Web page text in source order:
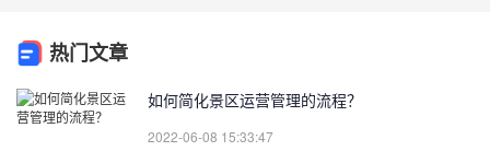
热门文章
如何简化景区运营管理的流程？
2022-06-08 15:33:47